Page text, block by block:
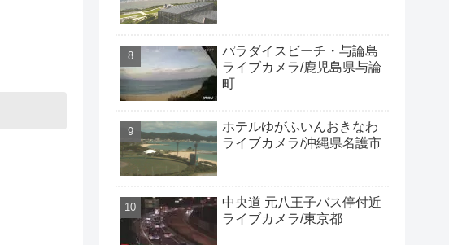
パラダイスビーチ・与論島
ライブカメラ/鹿児島県与論
町
ホテルゆがふいんおきなわ
ライブカメラ/沖縄県名護市
中央道 元八王子バス停付近
ライブカメラ/東京都